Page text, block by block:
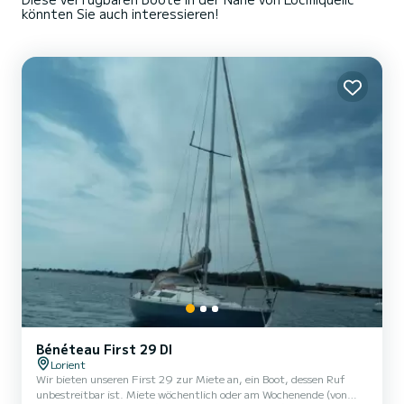
könnten Sie auch interessieren!
Bénéteau First 29 Dl
Lorient
Wir bieten unseren First 29 zur Miete an, ein Boot, dessen Ruf
unbestreitbar ist. Miete wöchentlich oder am Wochenende (von